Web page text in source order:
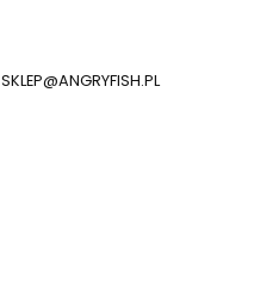
SKLEP@ANGRYFISH.PL